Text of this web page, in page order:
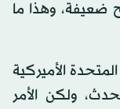
ضعيفة، وهذا ما
الأميركية
ولكن الأمر